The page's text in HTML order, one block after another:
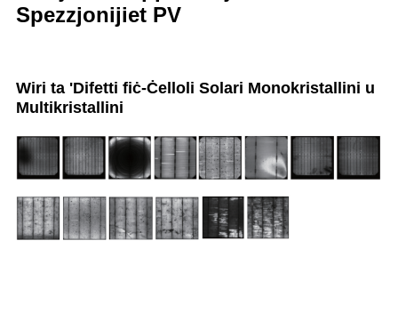
Spezzjonijiet PV
Wiri ta 'Difetti fiċ-Ċelloli Solari Monokristallini u
Multikristallini